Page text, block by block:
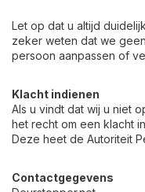
Let op dat u altijd
zeker weten dat we
persoon aanpassen of
Klacht indienen
Als u vindt dat wij u niet
het recht om een klacht
Deze heet de Autoriteit
Contactgegevens